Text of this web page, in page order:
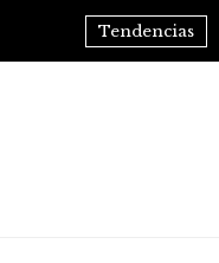
Tendencias